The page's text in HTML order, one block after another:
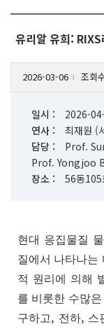
유리알 유희:
2026-03-06 l 조회
일시 :
2026-
연사 :
최재원 (
담당 :
Prof.
Prof. Yongjoo
장소 :
56동105
현대 응집물질
질에서 나타나는
적 원리에 의해
를 비롯한 수많은
구하고, 전하, 스